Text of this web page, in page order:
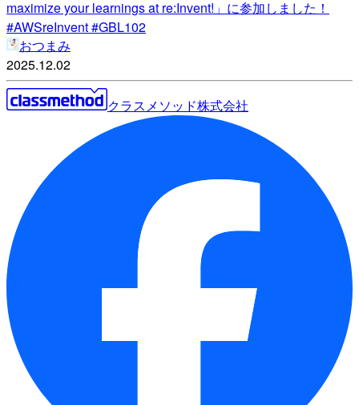
maximize your learnings at re:Invent!」に参加しました！
#AWSreInvent #GBL102
おつまみ
2025.12.02
クラスメソッド株式会社